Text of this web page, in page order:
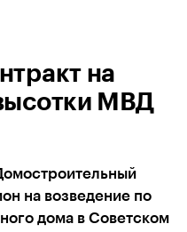
на
МВД
на возведение по
дома в Советском